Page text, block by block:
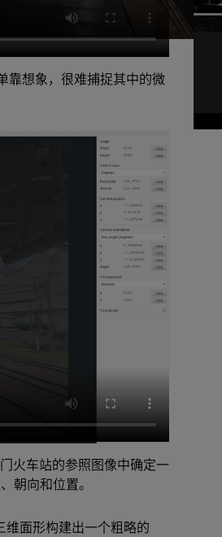
靠想象，很难捕捉其中的微
火车站的参照图像中确定一
朝向和位置。
面形构建出一个粗略的